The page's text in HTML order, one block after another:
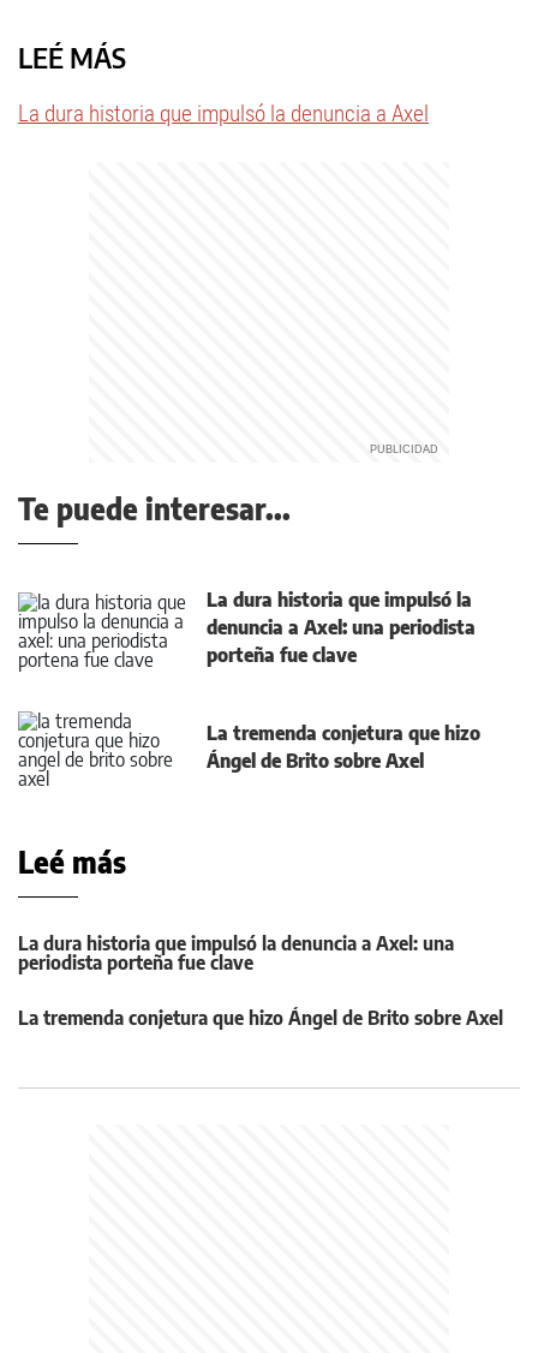
LEÉ MÁS
La dura historia que impulsó la denuncia a Axel
Te puede interesar...
La dura historia que impulsó la
denuncia a Axel: una periodista
porteña fue clave
La tremenda conjetura que hizo
Ángel de Brito sobre Axel
Leé más
La dura historia que impulsó la denuncia a Axel: una
periodista porteña fue clave
La tremenda conjetura que hizo Ángel de Brito sobre Axel